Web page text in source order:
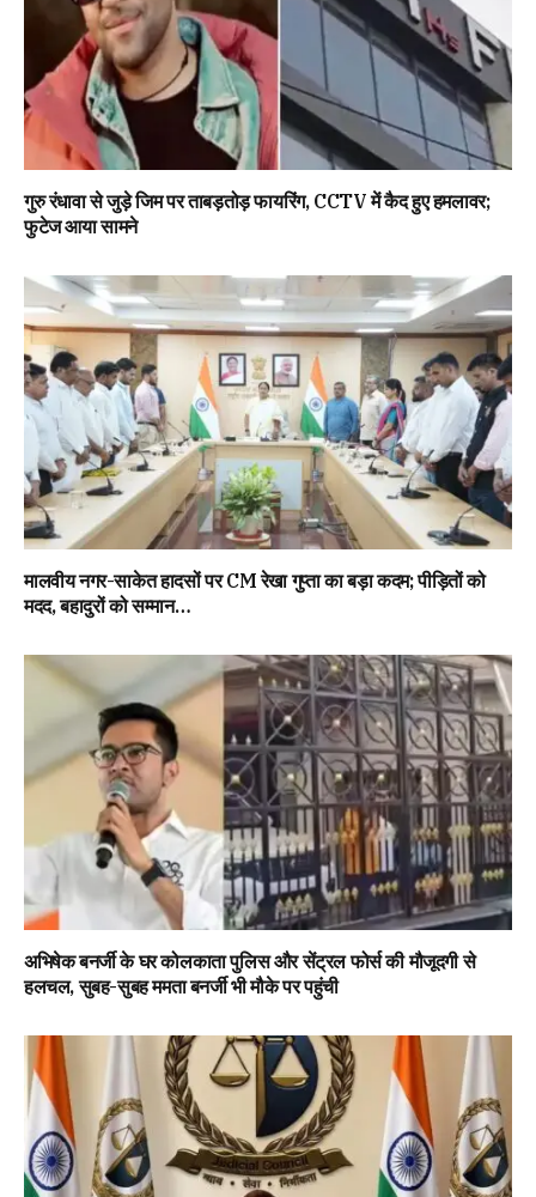
गुरु रंधावा से जुड़े जिम पर ताबड़तोड़ फायरिंग, CCTV में कैद हुए हमलावर;
फुटेज आया सामने
मालवीय नगर-साकेत हादसों पर CM रेखा गुप्ता का बड़ा कदम; पीड़ितों को
मदद, बहादुरों को सम्मान…
अभिषेक बनर्जी के घर कोलकाता पुलिस और सेंट्रल फोर्स की मौजूदगी से
हलचल, सुबह-सुबह ममता बनर्जी भी मौके पर पहुंची